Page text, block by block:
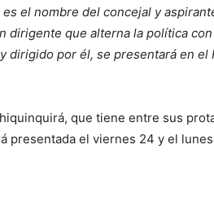
el nombre del concejal y
dirigente que alterna la política
dirigido por él, se presentará en el
que tiene entre sus
presentada el viernes 24 y el